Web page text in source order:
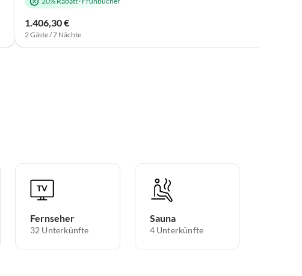
1.406,30 €
2 Gäste / 7 Nächte
Fernseher
32 Unterkünfte
Sauna
4 Unterkünfte